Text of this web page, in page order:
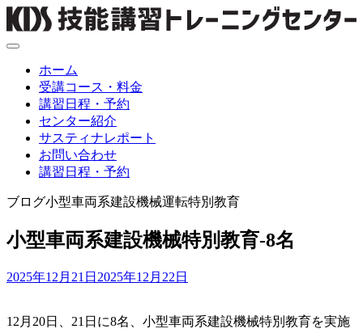
Skip
to
content
ホーム
受講コース・料金
講習日程・予約
センター紹介
サスティナレポート
お問い合わせ
講習日程・予約
ブログ小型車両系建設機械運転特別教育
小型車両系建設機械特別教育-8名
2025年12月21日 2025年12月22日
12月20日、21日に8名、小型車両系建設機械特別教育を実施